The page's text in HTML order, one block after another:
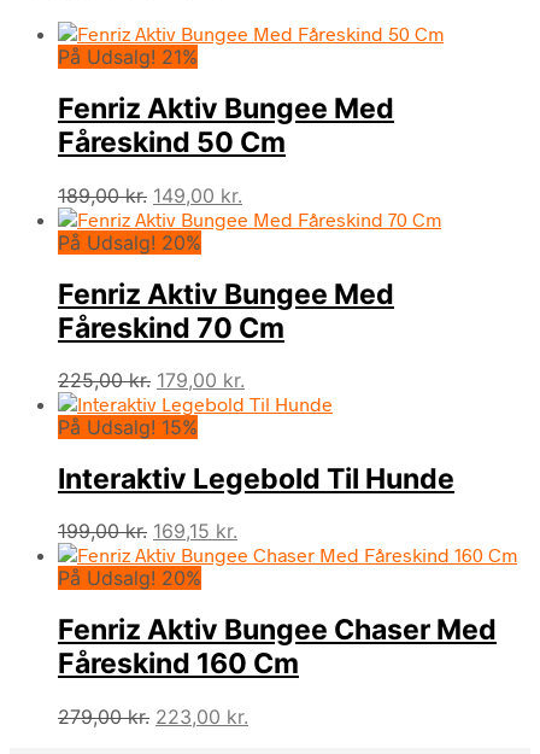
På Udsalg! 21%
Fenriz Aktiv Bungee Med
Fåreskind 50 Cm
189,00kr. Den
oprindelige
pris
189,00 kr..
149,00 kr.
aktuelle
149,00 kr..
På Udsalg! 20%
Fenriz Aktiv Bungee Med
Fåreskind 70 Cm
225,00kr. Den
oprindelige
pris
225,00 kr..
179,00 kr.
aktuelle
179,00 kr..
På Udsalg! 15%
Interaktiv Legebold Til Hunde
199,00kr. Den
oprindelige
pris
199,00 kr..
169,15 kr.
aktuelle
169,15 kr..
På Udsalg! 20%
Fenriz Aktiv Bungee Chaser Med
Fåreskind 160 Cm
279,00kr. Den
223,00 kr.